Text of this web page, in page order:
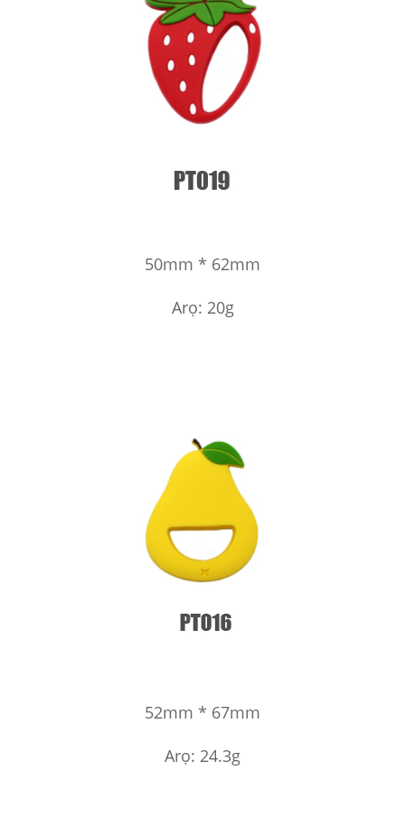
50mm * 62mm
Arọ: 20g
52mm * 67mm
Arọ: 24.3g